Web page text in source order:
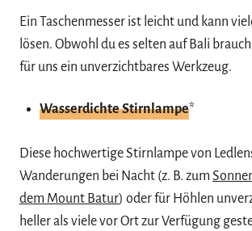
Ein Taschenmesser ist leicht und kann
lösen. Obwohl du es selten auf Bali
für uns ein unverzichtbares Werkzeug.
Wasserdichte Stirnlampe*
Diese hochwertige Stirnlampe von
Wanderungen bei Nacht (z. B. zum
dem Mount Batur) oder für Höhlen
heller als viele vor Ort zur Verfügung